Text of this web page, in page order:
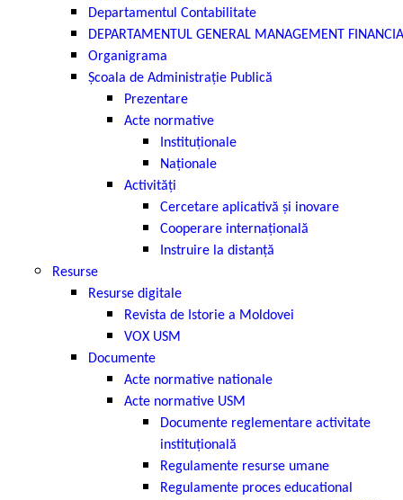
Departamentul Contabilitate
DEPARTAMENTUL GENERAL MANAGEMENT
Organigrama
Școala de Administrație Publică
Prezentare
Acte normative
Instituționale
Naționale
Activități
Cercetare aplicativă și inovare
Cooperare internațională
Instruire la distanță
Resurse
Resurse digitale
Revista de Istorie a Moldovei
VOX USM
Documente
Acte normative nationale
Acte normative USM
Documente reglementare activitate
instituţională
Regulamente resurse umane
Regulamente proces educational